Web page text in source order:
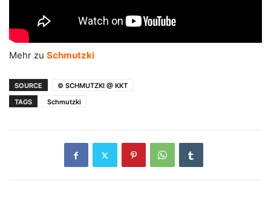
Mehr zu Schmutzki
SOURCE
© SCHMUTZKI @ KKT
TAGS
Schmutzki